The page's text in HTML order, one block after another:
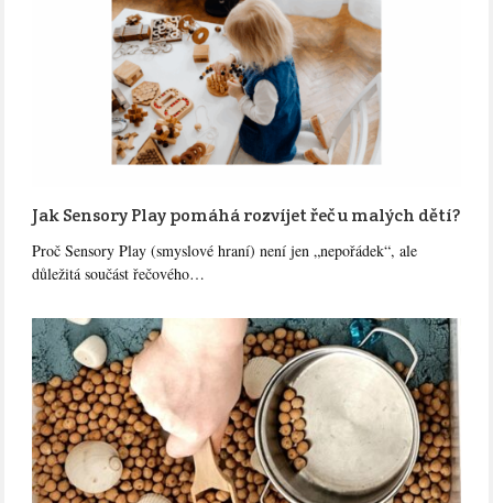
Jak Sensory Play pomáhá rozvíjet řeč u malých dětí?
Proč Sensory Play (smyslové hraní) není jen „nepořádek“, ale
důležitá součást řečového…